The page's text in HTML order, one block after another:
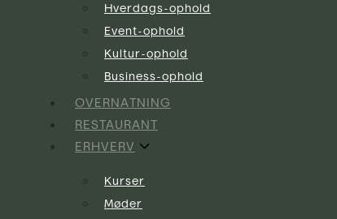
Hverdags-ophold
Event-ophold
Kultur-ophold
Business-ophold
OVERNATNING
RESTAURANT
ERHVERV
Kurser
Møder